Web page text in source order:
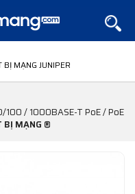
BỊ MẠNG JUNIPER
100 / 1000BASE-T PoE / PoE
BỊ MẠNG ®